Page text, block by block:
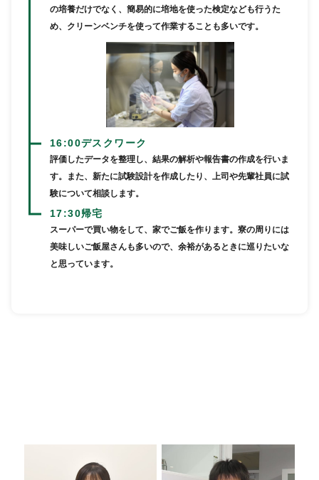
の培養だけでなく、簡易的に培地を使った検定なども行うた
め、クリーンベンチを使って作業することも多いです。
16:00デスクワーク
評価したデータを整理し、結果の解析や報告書の作成を行いま
す。また、新たに試験設計を作成したり、上司や先輩社員に試
験について相談します。
17:30帰宅
スーパーで買い物をして、家でご飯を作ります。寮の周りには
美味しいご飯屋さんも多いので、余裕があるときに巡りたいな
と思っています。